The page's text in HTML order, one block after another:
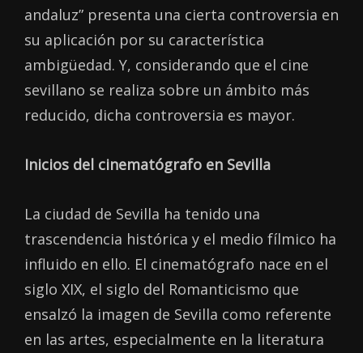
andaluz” presenta una cierta controversia en
su aplicación por su característica
ambigüedad. Y, considerando que el cine
sevillano se realiza sobre un ámbito más
reducido, dicha controversia es mayor.
Inicios del cinematógrafo en Sevilla
La ciudad de Sevilla ha tenido una
trascendencia histórica y el medio fílmico ha
influido en ello. El cinematógrafo nace en el
siglo XIX, el siglo del Romanticismo que
ensalzó la imagen de Sevilla como referente
en las artes, especialmente en la literatura